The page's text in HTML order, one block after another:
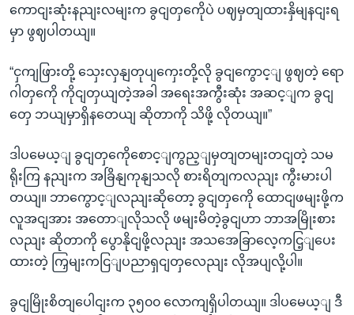
ကောငျးဆုံးနညျးလမျးက ခွငျတှကေိုပဲ ပဈမှတျထားနှိမျနငျးရ
မှာ ဖွဈပါတယျ။
“ငှကျဖြားတို့ သှေးလှနျတုပျကှေးတို့လို ခွငျကွောင့ျ ဖွဈတဲ့ ရော
ဂါတှကေို ကိုငျတှယျတဲ့အခါ အရေးအကွီးဆုံး အဆင့ျက ခွငျ
တှေ ဘယျမှာရှိနတေယျ ဆိုတာကို သိဖို့ လိုတယျ။”
ဒါပမေယ့ျ ခွငျတှကေိုစောင့ျကွည့ျမှတျတမျးတငျတဲ့ သမ
ရိုးကြ နညျးက အခြိနျကုနျသလို စားရိတျကလညျး ကွီးမားပါ
တယျ။ ဘာကွောင့ျလညျးဆိုတော့ ခွငျတှကေို ထောငျဖမျးဖို့က
လူအငျအား အတောျလိုသလို ဖမျးမိတဲ့ခွငျဟာ ဘာအမြိုးစား
လညျး ဆိုတာကို ပွောနိုငျဖို့လညျး အသအေခြာလေ့ကငြ့ျပေး
ထားတဲ့ ကြှမျးကငြျပညာရှငျတှလေညျး လိုအပျလို့ပါ။
ခွငျမြိုးစိတျပေါငျးက ၃၅၀၀ လောကျရှိပါတယျ။ ဒါပမေယ့ျ ဒီ